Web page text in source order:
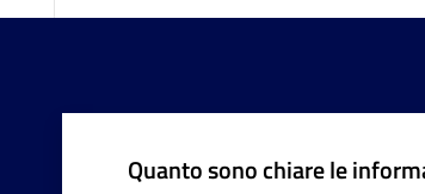
Quanto sono chiare le